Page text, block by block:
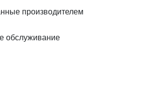
производителем
обслуживание